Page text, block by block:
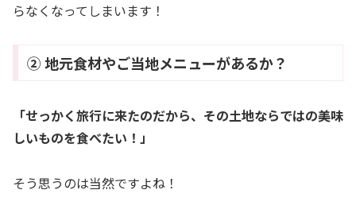
らなくなってしまいます！
② 地元食材やご当地メニューがあるか？
「せっかく旅行に来たのだから、その土地ならではの美味
しいものを食べたい！」
そう思うのは当然ですよね！